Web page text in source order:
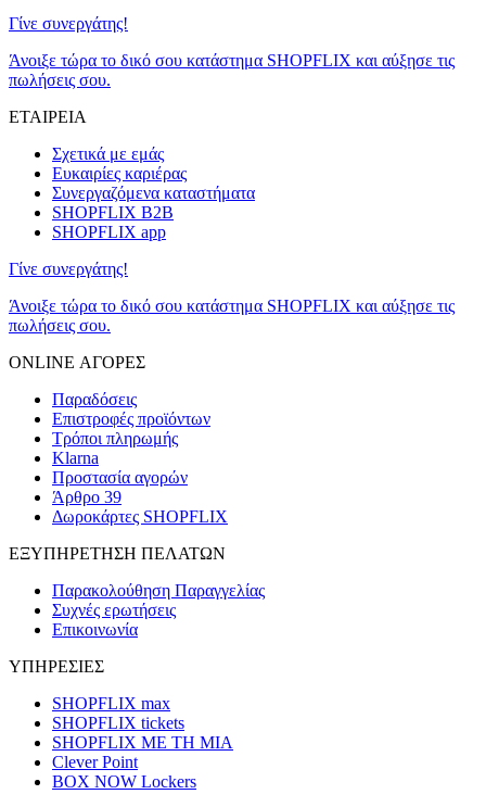
Γίνε συνεργάτης!
Άνοιξε τώρα το δικό σου κατάστημα SHOPFLIX και αύξησε τις
πωλήσεις σου.
ΕΤΑΙΡΕΙΑ
Σχετικά με εμάς
Ευκαιρίες καριέρας
Συνεργαζόμενα καταστήματα
SHOPFLIX B2B
SHOPFLIX app
Γίνε συνεργάτης!
Άνοιξε τώρα το δικό σου κατάστημα SHOPFLIX και αύξησε τις
πωλήσεις σου.
ONLINE ΑΓΟΡΕΣ
Παραδόσεις
Επιστροφές προϊόντων
Τρόποι πληρωμής
Klarna
Προστασία αγορών
Άρθρο 39
Δωροκάρτες SHOPFLIX
ΕΞΥΠΗΡΕΤΗΣΗ ΠΕΛΑΤΩΝ
Παρακολούθηση Παραγγελίας
Συχνές ερωτήσεις
Επικοινωνία
ΥΠΗΡΕΣΙΕΣ
SHOPFLIX max
SHOPFLIX tickets
SHOPFLIX ΜΕ ΤΗ ΜΙΑ
Clever Point
BOX NOW Lockers